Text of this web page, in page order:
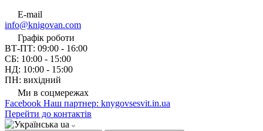
E-mail
info@knigovan.com
Графік роботи
ВТ-ПТ: 09:00 - 16:00
СБ: 10:00 - 15:00
НД: 10:00 - 15:00
ПН: вихідний
Ми в соцмережах
Facebook Наш партнер: knygovsesvit.in.ua
Перейти до контактів
ua